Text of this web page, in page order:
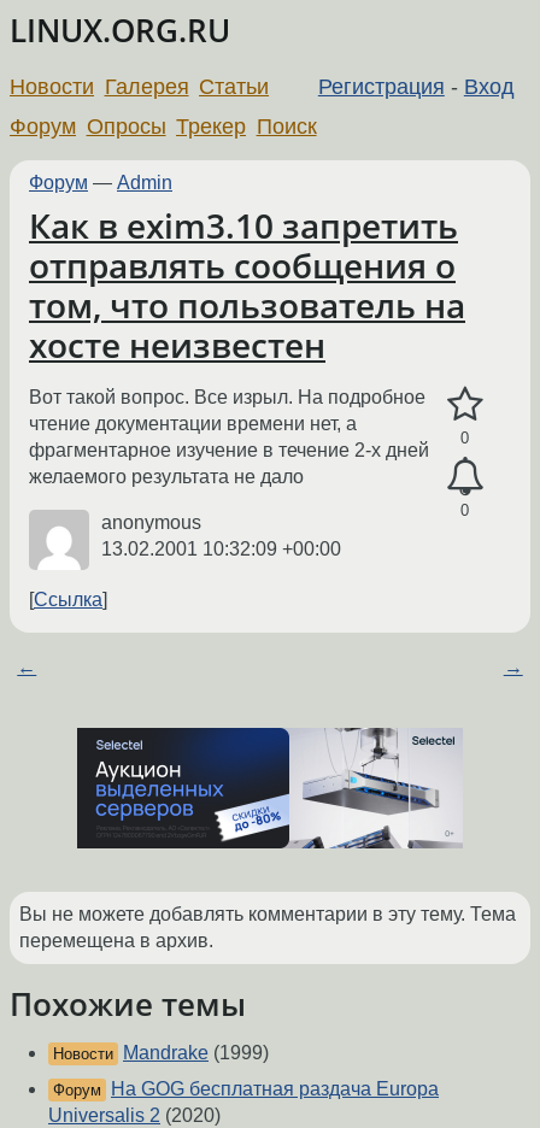
LINUX.ORG.RU
Регистрация - Вход
Новости Галерея Статьи
Форум Опросы Трекер Поиск
Форум — Admin
Как в exim3.10 запретить
отправлять сообщения о
том, что пользователь на
хосте неизвестен
0
0
Вот такой вопрос. Все изрыл. На подробное
чтение документации времени нет, а
фрагментарное изучение в течение 2-х дней
желаемого результата не дало
anonymous
13.02.2001 10:32:09 +00:00
Ссылка
← →
Вы не можете добавлять комментарии в эту тему. Тема
перемещена в архив.
Похожие темы
Новости Mandrake (1999)
Форум
На GOG бесплатная раздача Europa
Universalis 2 (2020)